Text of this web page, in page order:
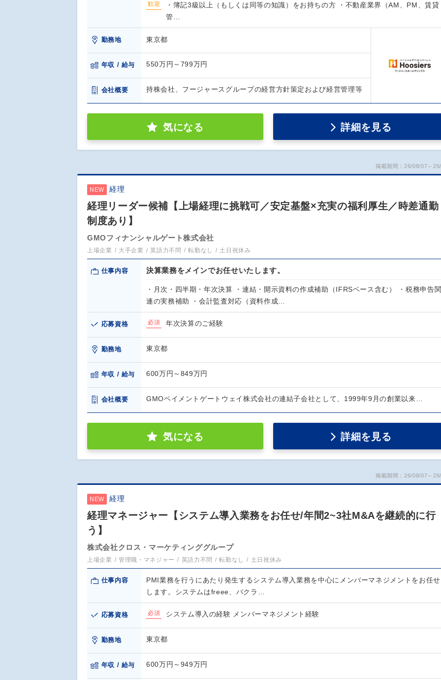
歓迎
・簿記3級以上（もしくは同等の知識）をお持ちの方 ・不動産業界（AM、PM、賃貸
管…
勤務地 東京都
年収 / 給与 550万円～799万円
会社概要 持株会社、フージャースグループの経営方針策定および経営管理等
気になる 詳細を見る
掲載期間：26/08/07～
NEW 経理
経理リーダー候補【上場経理に挑戦可／安定基盤×充実の福利厚生／時差通勤
制度あり】
GMOフィナンシャルゲート株式会社
上場企業 大手企業 英語力不問 転勤なし 土日祝休み
仕事内容 決算業務をメインでお任せいたします。
・月次・四半期・年次決算 ・連結・開示資料の作成補助（IFRSベース含む） ・税務申告
連の実務補助 ・会計監査対応（資料作成…
応募資格 必須 年次決算のご経験
勤務地 東京都
年収 / 給与 600万円～849万円
会社概要 GMOペイメントゲートウェイ株式会社の連結子会社として、1999年9月の創業以来…
気になる 詳細を見る
掲載期間：26/08/07～
NEW 経理
経理マネージャー【システム導入業務をお任せ/年間2~3社M&Aを継続的に行
う】
株式会社クロス・マーケティンググループ
上場企業 管理職・マネジャー 英語力不問 転勤なし 土日祝休み
仕事内容
PMI業務を行うにあたり発生するシステム導入業務を中心にメンバーマネジメントをお任せ
します。システムはfreee、バクラ…
応募資格 必須 システム導入の経験 メンバーマネジメント経験
勤務地 東京都
年収 / 給与 600万円～949万円